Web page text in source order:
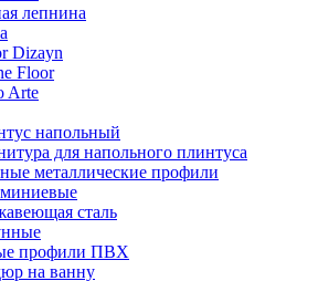
лепнина
Dizayn
Floor
Arte
напольный
для напольного плинтуса
металлические профили
сталь
профили ПВХ
на ванну